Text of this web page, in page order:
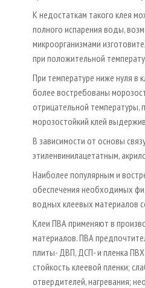
К недостаткам такого клея
полного испарения воды,
микроорганизмами
при положительной
При температуре ниже нуля в
более востребованы
отрицательной
морозостойкий клей
В зависимости от основы
этиленвинилацетатным,
Наиболее популярным и
обеспечения необходимых
водных клеевых материалов
Клеи ПВА применяют в
материалов. ПВА
плиты- ДВП, ДСП- и пленка
стойкость клеевой пленки;
отвердителей, нагревания;